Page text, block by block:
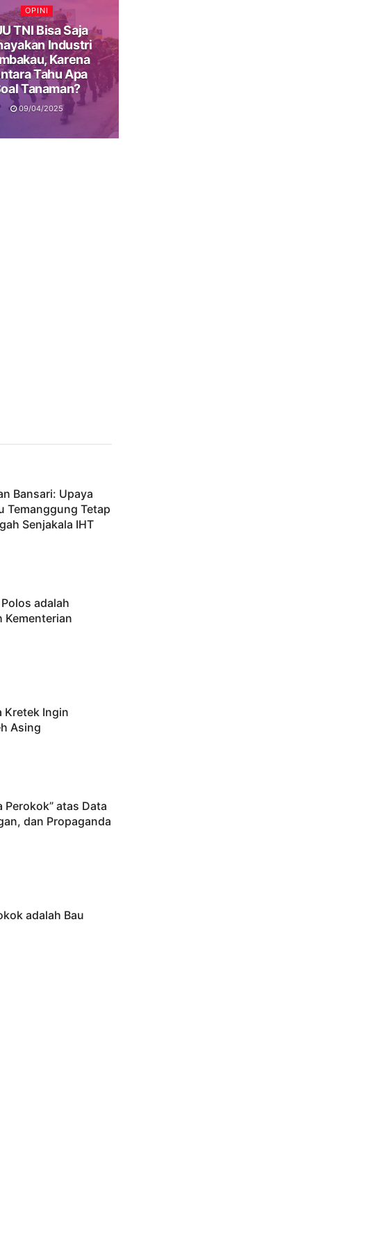
OPINI
TNI Bisa Saja
Industri
Karena
Tahu Apa
Tanaman?
09/04/2025
Bansari: Upaya
Temanggung Tetap
Senjakala IHT
adalah
Kementerian
Kretek Ingin
Asing
Perokok” atas Data
dan Propaganda
adalah Bau